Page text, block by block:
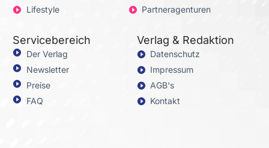
Lifestyle
Partneragenturen
Servicebereich
Der Verlag
Newsletter
Preise
FAQ
Verlag & Redaktion
Datenschutz
Impressum
AGB's
Kontakt